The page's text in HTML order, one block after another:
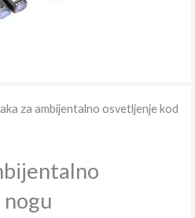
za ambijentalno osvetljenje kod